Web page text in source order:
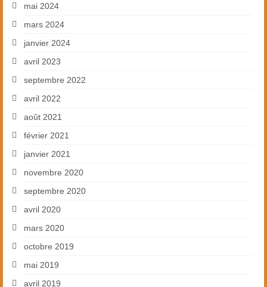
mai 2024
mars 2024
janvier 2024
avril 2023
septembre 2022
avril 2022
août 2021
février 2021
janvier 2021
novembre 2020
septembre 2020
avril 2020
mars 2020
octobre 2019
mai 2019
avril 2019